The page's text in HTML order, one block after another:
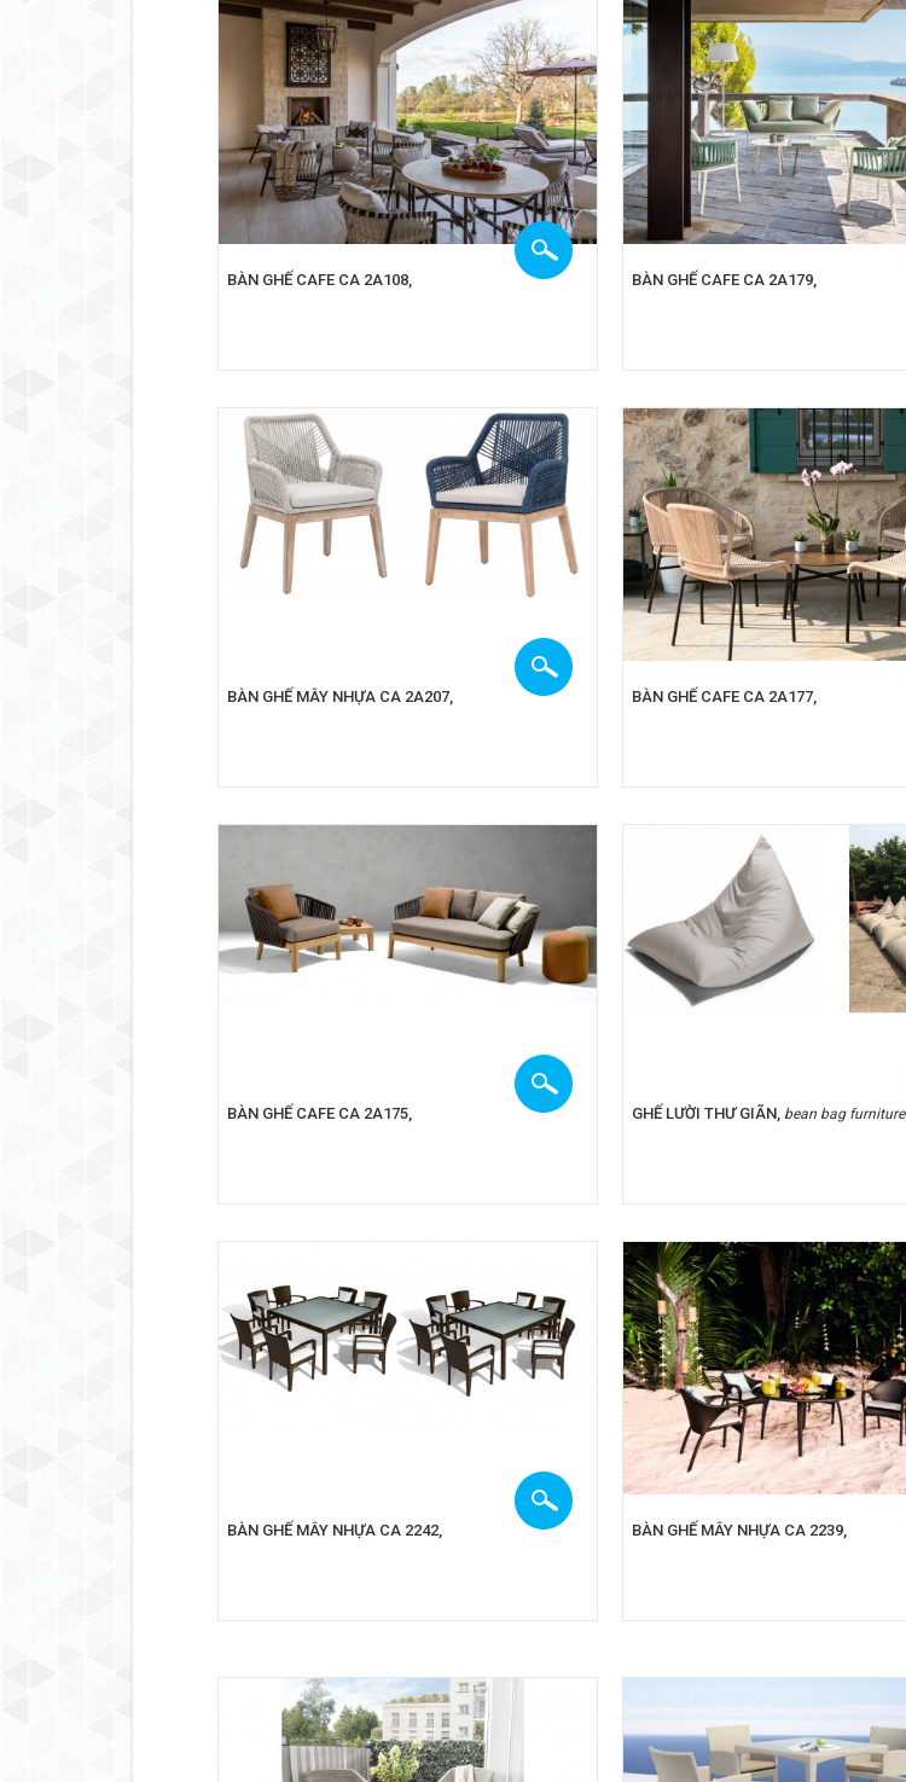
BÀN GHẾ CAFE CA 2A108, BÀN GHẾ CAFE CA 2A179,
BÀN GHẾ MÂY NHỰA CA 2A207, BÀN GHẾ CAFE CA 2A177,
BÀN GHẾ CAFE CA 2A175, GHẾ LƯỜI THƯ GIÃN, bean bag furniture
BÀN GHẾ MÂY NHỰA CA 2242, BÀN GHẾ MÂY NHỰA CA 2239,